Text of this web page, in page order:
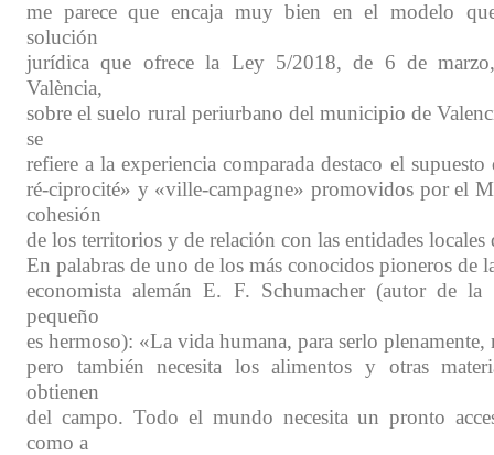
me parece que encaja muy bien en el modelo
solución
jurídica que ofrece la Ley 5/2018, de 6 de
València,
sobre el suelo rural periurbano del municipio de
se
refiere a la experiencia comparada destaco el
ré-ciprocité» y «ville-campagne» promovidos por el
cohesión
de los territorios y de relación con las entidades locales
En palabras de uno de los más conocidos pioneros de
economista alemán E. F. Schumacher (autor de
pequeño
es hermoso): «La vida humana, para serlo plenamente,
pero también necesita los alimentos y otras
obtienen
del campo. Todo el mundo necesita un pronto
como a